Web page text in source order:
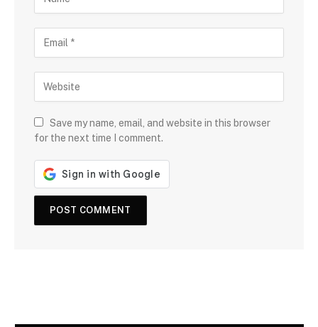
Save my name, email, and website in this browser
for the next time I comment.